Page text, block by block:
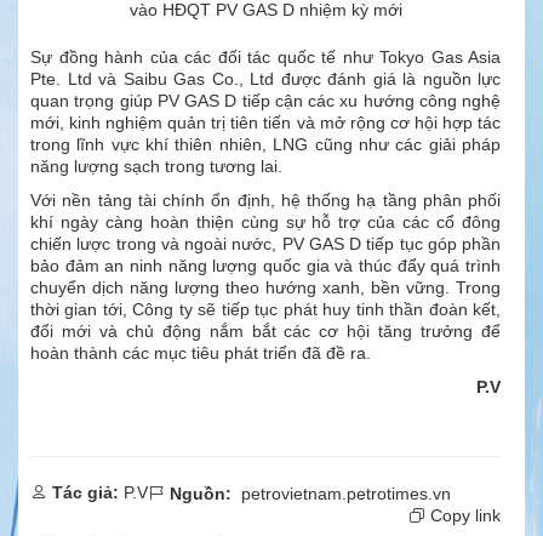
vào HĐQT PV GAS D nhiệm kỳ mới
Sự đồng hành của các đối tác quốc tế như Tokyo Gas Asia
Pte. Ltd và Saibu Gas Co., Ltd được đánh giá là nguồn lực
quan trọng giúp PV GAS D tiếp cận các xu hướng công nghệ
mới, kinh nghiệm quản trị tiên tiến và mở rộng cơ hội hợp tác
trong lĩnh vực khí thiên nhiên, LNG cũng như các giải pháp
năng lượng sạch trong tương lai.
Với nền tảng tài chính ổn định, hệ thống hạ tầng phân phối
khí ngày càng hoàn thiện cùng sự hỗ trợ của các cổ đông
chiến lược trong và ngoài nước, PV GAS D tiếp tục góp phần
bảo đảm an ninh năng lượng quốc gia và thúc đẩy quá trình
chuyển dịch năng lượng theo hướng xanh, bền vững. Trong
thời gian tới, Công ty sẽ tiếp tục phát huy tinh thần đoàn kết,
đổi mới và chủ động nắm bắt các cơ hội tăng trưởng để
hoàn thành các mục tiêu phát triển đã đề ra.
P.V
Tác giả: P.V Nguồn:
petrovietnam.petrotimes.vn
Copy link